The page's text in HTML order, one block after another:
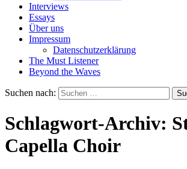
Interviews
Essays
Über uns
Impressum
Datenschutzerklärung
The Must Listener
Beyond the Waves
Suchen nach:
Schlagwort-Archiv:
Capella Choir